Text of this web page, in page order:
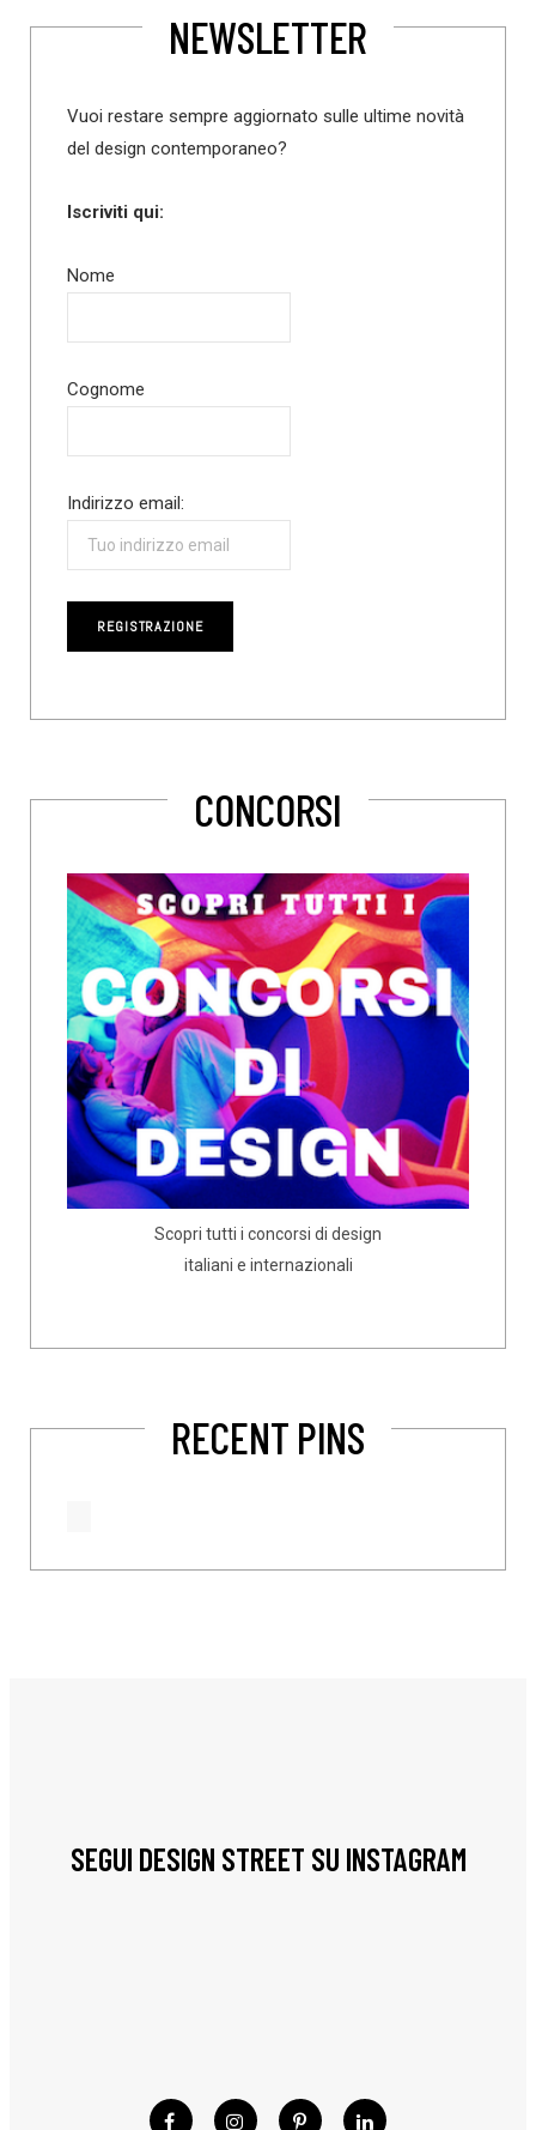
NEWSLETTER
Vuoi restare sempre aggiornato sulle ultime novità
del design contemporaneo?
Iscriviti qui:
Nome
Cognome
Indirizzo email:
CONCORSI
Scopri tutti i concorsi di design
italiani e internazionali
RECENT PINS
SEGUI DESIGN STREET SU INSTAGRAM